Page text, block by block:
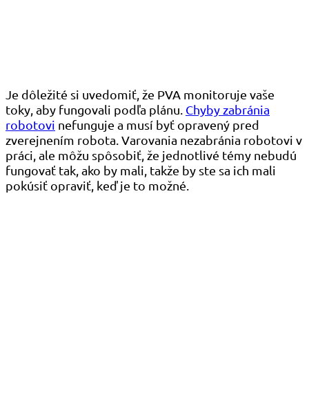
Je dôležité si uvedomiť, že PVA monitoruje vaše
toky, aby fungovali podľa plánu. Chyby zabránia
robotovi nefunguje a musí byť opravený pred
zverejnením robota. Varovania nezabránia robotovi v
práci, ale môžu spôsobiť, že jednotlivé témy nebudú
fungovať tak, ako by mali, takže by ste sa ich mali
pokúsiť opraviť, keď je to možné.